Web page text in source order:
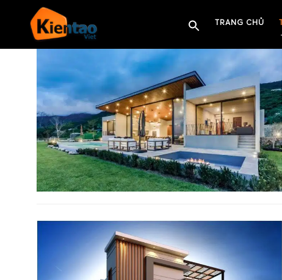
TRANG CHỦ